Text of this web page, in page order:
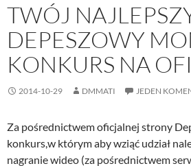
TWÓJ
DEPESZOWY
KONKURS NA
2014-10-29 DMMATI JEDEN
Za pośrednictwem oficjalnej strony
konkurs,w którym aby wziąć udział
nagranie wideo (za pośrednictwem